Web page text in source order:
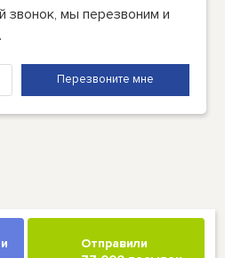
звонок, мы перезвоним и
Отправили